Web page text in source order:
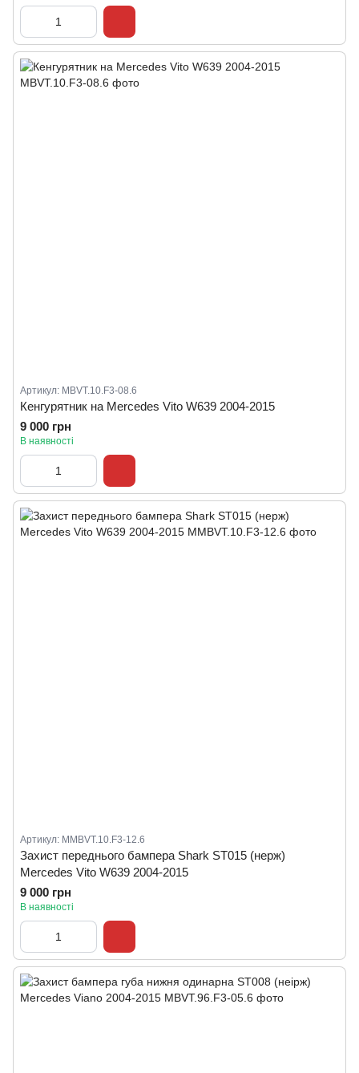
Артикул: MBVT.10.F3-08.6
Кенгурятник на Mercedes Vito W639 2004-2015
9 000 грн
В наявності
Артикул: MMBVT.10.F3-12.6
Захист переднього бампера Shark ST015 (нерж)
Mercedes Vito W639 2004-2015
9 000 грн
В наявності